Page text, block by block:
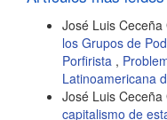
José Luis Ceceña
los Grupos de
Porfirista ,
Latinoamericana
José Luis Ceceña
capitalismo de